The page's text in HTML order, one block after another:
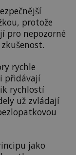
protože
pro nepozorné
rychle
přidávají
rychlostí
už zvládají
jako